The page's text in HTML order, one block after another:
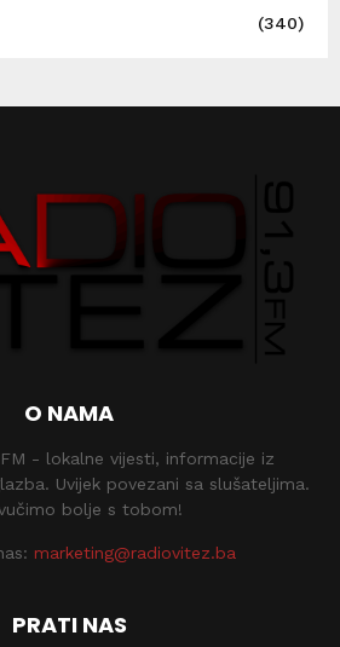
(340)
O NAMA
- lokalne vijesti, informacije iz
Uvijek povezani sa slušateljima.
bolje s tobom!
marketing@radiovitez.ba
PRATI NAS